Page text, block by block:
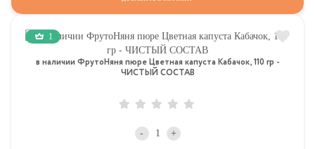
1
в наличии ФрутоНяня пюре Цветная капуста Кабачок, 110 гр -
ЧИСТЫЙ СОСТАВ
- +